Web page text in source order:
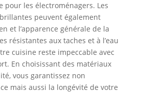
pour les électroménagers. Les
peuvent également
et l’apparence générale de la
résistantes aux taches et à l’eau
cuisine reste impeccable avec
En choisissant des matériaux
vous garantissez non
mais aussi la longévité de votre